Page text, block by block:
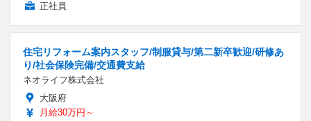
正社員
住宅リフォーム案内スタッフ/制服貸与/第二新卒歓迎/研修あ
り/社会保険完備/交通費支給
ネオライフ株式会社
大阪府
月給30万円～